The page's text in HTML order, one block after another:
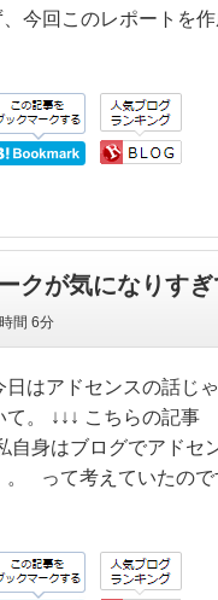
今回このレポートを
クが気になりすぎ
間6分
はアドセンスの話じ
て。 ↓↓↓ こちらの記
身はブログでアドセ
。 って考えていたの